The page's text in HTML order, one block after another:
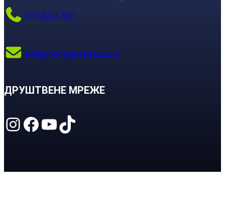
035 8223 805
pefjagodina@pefja.kg.ac.rs
ДРУШТВЕНЕ МРЕЖЕ
Instagram Facebook YouTube TikTok